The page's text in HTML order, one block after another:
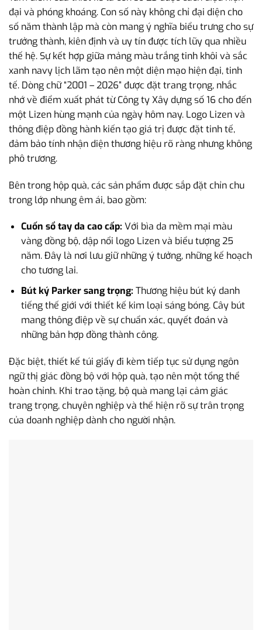
đại và phóng khoáng. Con số này không chỉ đại diện cho
số năm thành lập mà còn mang ý nghĩa biểu trưng cho sự
trưởng thành, kiên định và uy tín được tích lũy qua nhiều
thế hệ. Sự kết hợp giữa mảng màu trắng tinh khôi và sắc
xanh navy lịch lãm tạo nên một diện mạo hiện đại, tinh
tế. Dòng chữ “2001 – 2026” được đặt trang trọng, nhắc
nhớ về điểm xuất phát từ Công ty Xây dựng số 16 cho đến
một Lizen hùng mạnh của ngày hôm nay. Logo Lizen và
thông điệp đồng hành kiến tạo giá trị được đặt tinh tế,
đảm bảo tính nhận diện thương hiệu rõ ràng nhưng không
phô trương.
Bên trong hộp quà, các sản phẩm được sắp đặt chỉn chu
trong lớp nhung êm ái, bao gồm:
Cuốn sổ tay da cao cấp: Với bìa da mềm mại màu
vàng đồng bộ, dập nổi logo Lizen và biểu tượng 25
năm. Đây là nơi lưu giữ những ý tưởng, những kế hoạch
cho tương lai.
Bút ký Parker sang trọng: Thương hiệu bút ký danh
tiếng thế giới với thiết kế kim loại sáng bóng. Cây bút
mang thông điệp về sự chuẩn xác, quyết đoán và
những bản hợp đồng thành công.
Đặc biệt, thiết kế túi giấy đi kèm tiếp tục sử dụng ngôn
ngữ thị giác đồng bộ với hộp quà, tạo nên một tổng thể
hoàn chỉnh. Khi trao tặng, bộ quà mang lại cảm giác
trang trọng, chuyên nghiệp và thể hiện rõ sự trân trọng
của doanh nghiệp dành cho người nhận.